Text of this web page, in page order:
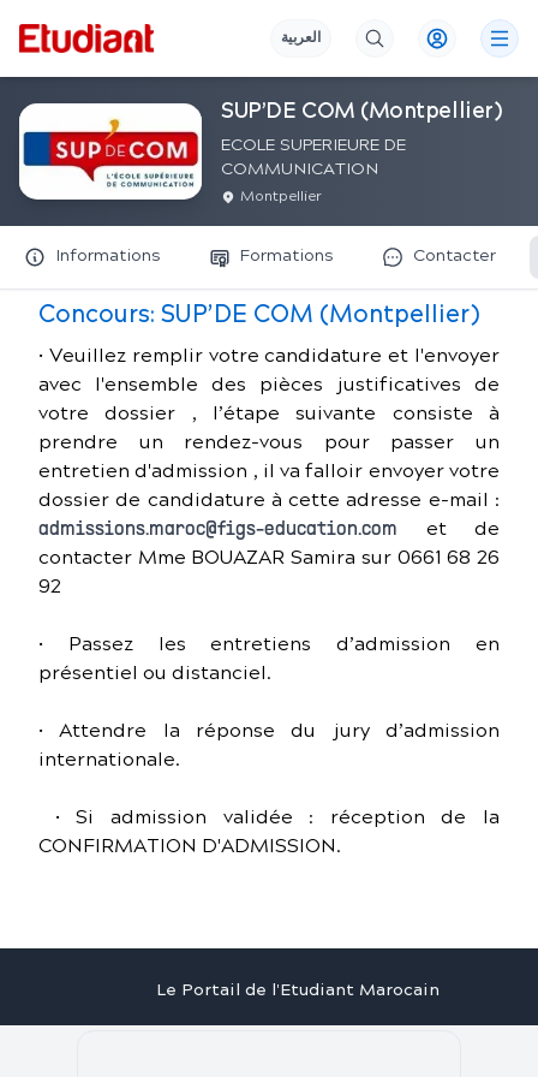
العربية
SUP’DE COM (Montpellier)
ECOLE SUPERIEURE DE
COMMUNICATION
Montpellier
Informations Formations Contacter
Concours: SUP’DE COM (Montpellier)
• Veuillez remplir votre candidature et l'envoyer
avec l'ensemble des pièces justificatives de
votre dossier , l’étape suivante consiste à
prendre un rendez-vous pour passer un
entretien d'admission , il va falloir envoyer votre
dossier de candidature à cette adresse e-mail :
admissions.maroc@figs-education.com
et de
contacter Mme BOUAZAR Samira sur 0661 68 26
92
• Passez les entretiens d’admission en
présentiel ou distanciel.
• Attendre la réponse du jury d’admission
internationale.
• Si admission validée : réception de la
CONFIRMATION D'ADMISSION.
Le Portail de l'Etudiant Marocain